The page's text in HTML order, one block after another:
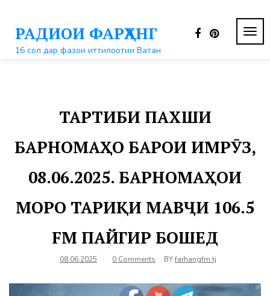
контентуРАДИОИ ФАРҲАНГ
16 сол дар фазои иттилоотии Ватан
ТАРТИБИ ПАХШИ
БАРНОМАҲО БАРОИ ИМРӮЗ,
08.06.2025. БАРНОМАҲОИ
МОРО ТАРИҚИ МАВҶИ 106.5
FM ПАЙГИР БОШЕД
08.06.2025 0 Comments BYfarhangfm.tj